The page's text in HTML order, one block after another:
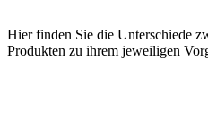
Hier finden Sie die Unterschiede
Produkten zu ihrem jeweiligen